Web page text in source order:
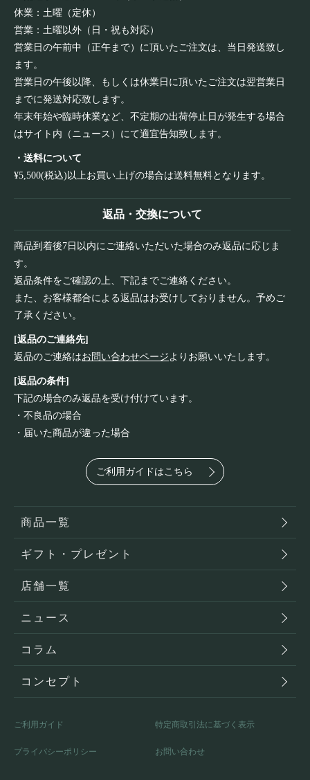
休業：土曜（定休）
営業：土曜以外（日・祝も対応）
営業日の午前中（正午まで）に頂いたご注文は、当日発送致し
ます。
営業日の午後以降、もしくは休業日に頂いたご注文は翌営業日
までに発送対応致します。
年末年始や臨時休業など、不定期の出荷停止日が発生する場合
はサイト内（ニュース）にて適宜告知致します。
・送料について
¥5,500(税込)以上お買い上げの場合は送料無料となります。
返品・交換について
商品到着後7日以内にご連絡いただいた場合のみ返品に応じま
す。
返品条件をご確認の上、下記までご連絡ください。
また、お客様都合による返品はお受けしておりません。予めご
了承ください。
[返品のご連絡先]
返品のご連絡はお問い合わせページよりお願いいたします。
[返品の条件]
下記の場合のみ返品を受け付けています。
・不良品の場合
・届いた商品が違った場合
ご利用ガイドはこちら
商品一覧
ギフト・プレゼント
店舗一覧
ニュース
コラム
コンセプト
ご利用ガイド 特定商取引法に基づく表示
プライバシーポリシー お問い合わせ